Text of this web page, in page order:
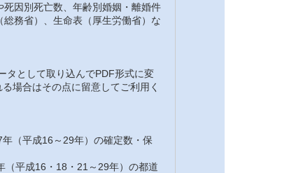
因別死亡数、年齢別婚姻・離婚件
務省）、生命表（厚生労働省）な
タとして取り込んでPDF形式に変
場合はその点に留意してご利用く
（平成16～29年）の確定数・保
平成16・18・21～29年）の都道